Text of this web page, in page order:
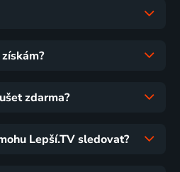
zdarma?
Lepší.TV sledovat?